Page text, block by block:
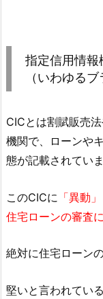
指定信用情報
（いわゆるブ
CICとは割賦販売
機関で、ローンや
態が記載されていま
このCICに 「異動
住宅ローンの審査
絶対に住宅ローン
堅いと言われてい